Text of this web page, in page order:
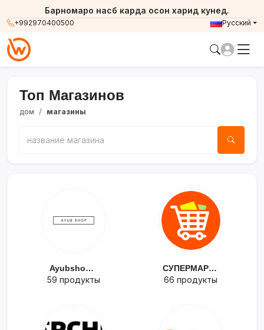
+992970400500
Барномаро насб карда осон харид кунед.
Русский
Топ Магазинов
дом магазины
Ayubshop.tj
59 продукты
СУПЕРМАРКЕТ
66 продукты